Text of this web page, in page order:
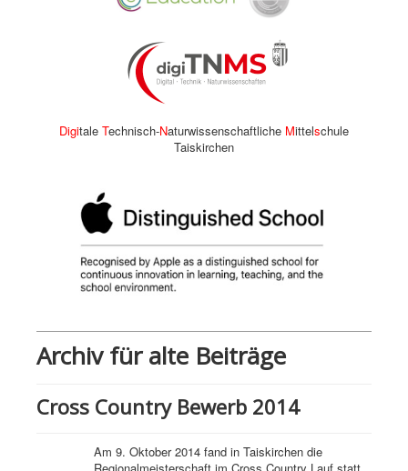
Digitale Technisch-Naturwissenschaftliche Mittelschule
Taiskirchen
Archiv für alte Beiträge
Cross Country Bewerb 2014
Am 9. Oktober 2014 fand in Taiskirchen die